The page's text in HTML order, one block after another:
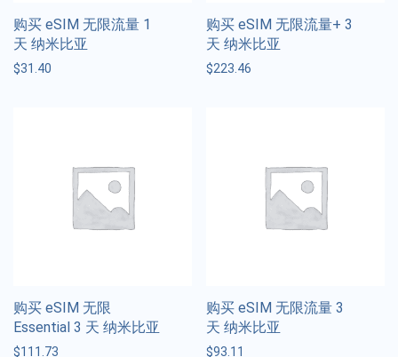
购买 eSIM 无限流量 1
天 纳米比亚
$31.40
购买 eSIM 无限流量+ 3
天 纳米比亚
$223.46
购买 eSIM 无限
Essential 3 天 纳米比亚
$111.73
购买 eSIM 无限流量 3
天 纳米比亚
$93.11